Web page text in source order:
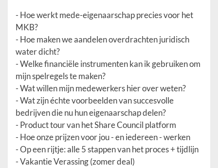
- Hoe werkt mede-eigenaarschap precies voor het
MKB?
- Hoe maken we aandelen overdrachten juridisch
water dicht?
- Welke financiële instrumenten kan ik gebruiken om
mijn spelregels te maken?
- Wat willen mijn medewerkers hier over weten?
- Wat zijn échte voorbeelden van succesvolle
bedrijven die nu hun eigenaarschap delen?
- Product tour van het Share Council platform
- Hoe onze prijzen voor jou - en iedereen - werken
- Op een rijtje: alle 5 stappen van het proces + tijdlijn
- Vakantie Verassing (zomer deal)